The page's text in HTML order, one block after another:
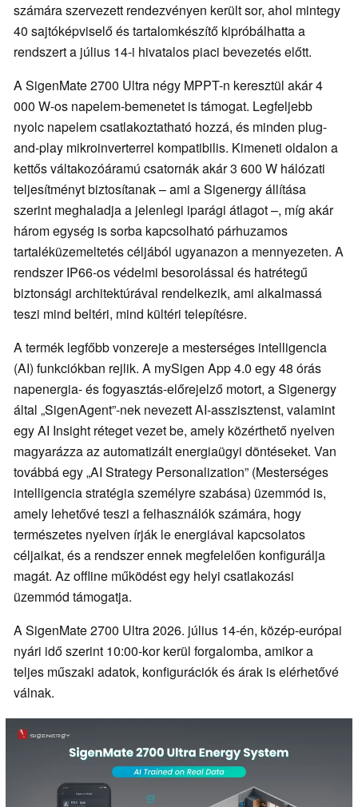
számára szervezett rendezvényen került sor, ahol mintegy
40 sajtóképviselő és tartalomkészítő kipróbálhatta a
rendszert a július 14-i hivatalos piaci bevezetés előtt.
A SigenMate 2700 Ultra négy MPPT-n keresztül akár 4
000 W-os napelem-bemenetet is támogat. Legfeljebb
nyolc napelem csatlakoztatható hozzá, és minden plug-
and-play mikroinverterrel kompatibilis. Kimeneti oldalon a
kettős váltakozóáramú csatornák akár 3 600 W hálózati
teljesítményt biztosítanak – ami a Sigenergy állítása
szerint meghaladja a jelenlegi iparági átlagot –, míg akár
három egység is sorba kapcsolható párhuzamos
tartaléküzemeltetés céljából ugyanazon a mennyezeten. A
rendszer IP66-os védelmi besorolással és hatrétegű
biztonsági architektúrával rendelkezik, ami alkalmassá
teszi mind beltéri, mind kültéri telepítésre.
A termék legfőbb vonzereje a mesterséges intelligencia
(AI) funkciókban rejlik. A mySigen App 4.0 egy 48 órás
napenergia- és fogyasztás-előrejelző motort, a Sigenergy
által „SigenAgent”-nek nevezett AI-asszisztenst, valamint
egy AI Insight réteget vezet be, amely közérthető nyelven
magyarázza az automatizált energiaügyi döntéseket. Van
továbbá egy „AI Strategy Personalization” (Mesterséges
intelligencia stratégia személyre szabása) üzemmód is,
amely lehetővé teszi a felhasználók számára, hogy
természetes nyelven írják le energiával kapcsolatos
céljaikat, és a rendszer ennek megfelelően konfigurálja
magát. Az offline működést egy helyi csatlakozási
üzemmód támogatja.
A SigenMate 2700 Ultra 2026. július 14-én, közép-európai
nyári idő szerint 10:00-kor kerül forgalomba, amikor a
teljes műszaki adatok, konfigurációk és árak is elérhetővé
válnak.